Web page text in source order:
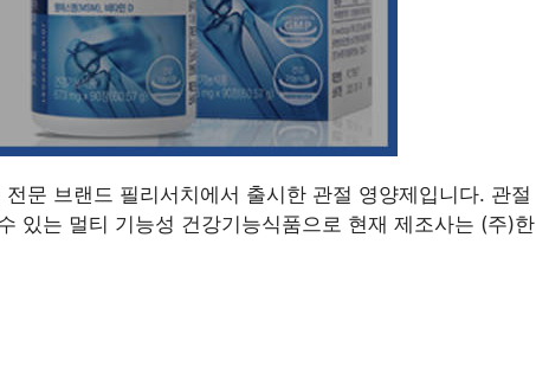
문 브랜드 필리서치에서 출시한 관절 영양제입니다. 관절
있는 멀티 기능성 건강기능식품으로 현재 제조사는 (주)한